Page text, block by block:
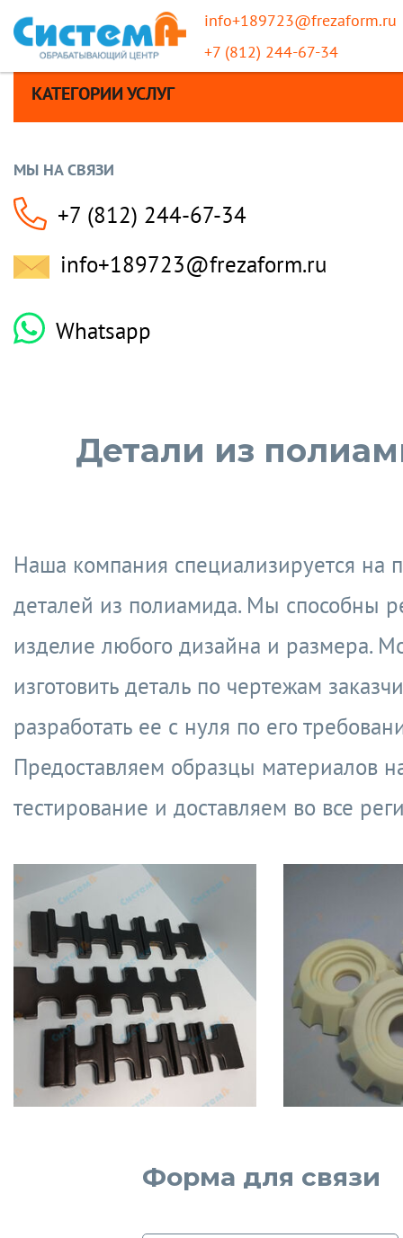
info+189723@frezaform.ru
+7 (812) 244-67-34
КАТЕГОРИИ УСЛУГ
МЫ НА СВЯЗИ
+7 (812) 244-67-34
info+189723@frezaform.ru
Whatsapp
Детали из
Наша компания специализируется на
деталей из полиамида. Мы способны
изделие любого дизайна и размера.
изготовить деталь по чертежам
разработать ее с нуля по его
Предоставляем образцы материалов
тестирование и доставляем во все
Форма для связи